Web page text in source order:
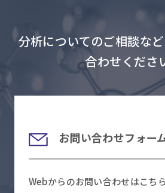
分析についてのご相談な
合わせくださ
お問い合わせフォー
Webからのお問い合わせはこちら